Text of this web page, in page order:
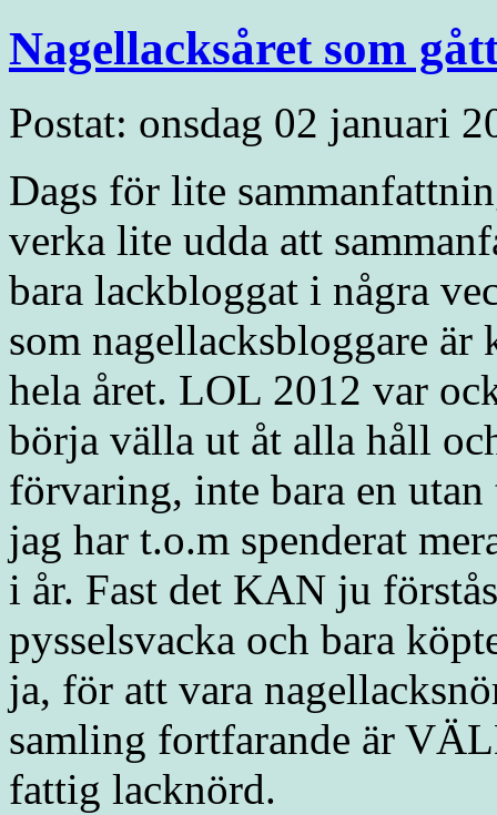
Nagellacksåret som
Postat: onsdag 02 januari
Dags för lite
verka lite udda att
bara lackbloggat i några
som nagellacksbloggare
hela året. LOL 2012 var
börja välla ut åt alla håll
förvaring, inte bara en
jag har t.o.m spenderat
i år. Fast det KAN ju
pysselsvacka och bara
ja, för att vara
samling fortfarande är
fattig lacknörd.